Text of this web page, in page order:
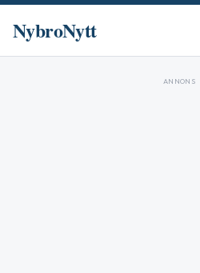
NybroNytt
ANNONS